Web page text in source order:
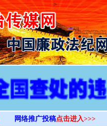
>
网络推广投稿点击进入>>>